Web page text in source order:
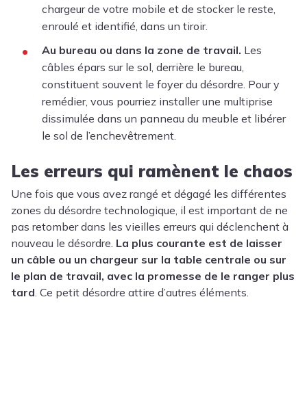
chargeur de votre mobile et de stocker le reste,
enroulé et identifié, dans un tiroir.
Au bureau ou dans la zone de travail. Les
câbles épars sur le sol, derrière le bureau,
constituent souvent le foyer du désordre. Pour y
remédier, vous pourriez installer une multiprise
dissimulée dans un panneau du meuble et libérer
le sol de l’enchevêtrement.
Les erreurs qui ramènent le chaos
Une fois que vous avez rangé et dégagé les différentes
zones du désordre technologique, il est important de ne
pas retomber dans les vieilles erreurs qui déclenchent à
nouveau le désordre. La plus courante est de laisser
un câble ou un chargeur sur la table centrale ou sur
le plan de travail, avec la promesse de le ranger plus
tard . Ce petit désordre attire d’autres éléments.